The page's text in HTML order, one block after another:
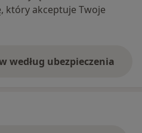
który akceptuje Twoje
według ubezpieczenia